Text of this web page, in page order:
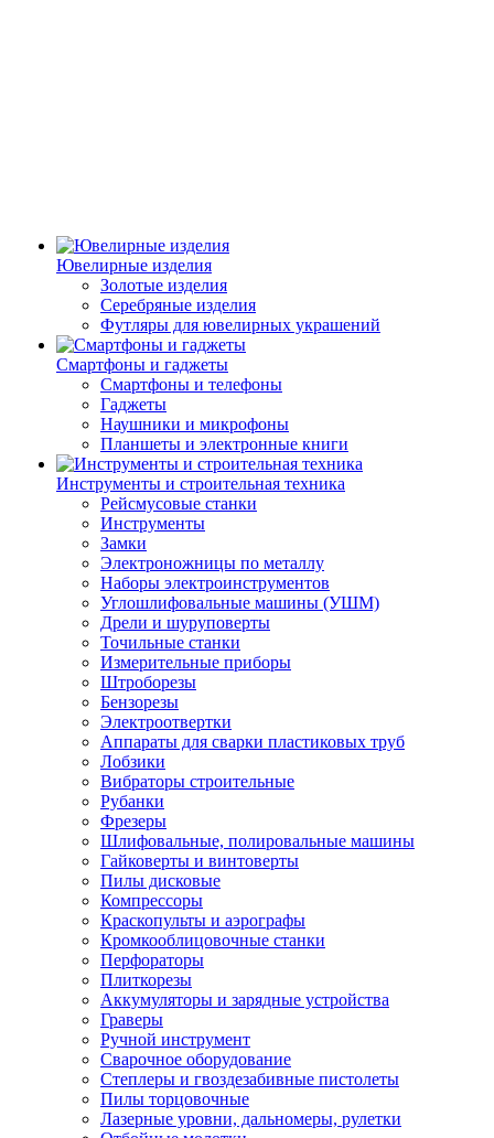
Ювелирные изделия
Золотые изделия
Серебряные изделия
Футляры для ювелирных украшений
Смартфоны и гаджеты
Смартфоны и телефоны
Гаджеты
Наушники и микрофоны
Планшеты и электронные книги
Инструменты и строительная техника
Рейсмусовые станки
Инструменты
Замки
Электроножницы по металлу
Наборы электроинструментов
Углошлифовальные машины (УШМ)
Дрели и шуруповерты
Точильные станки
Измерительные приборы
Штроборезы
Бензорезы
Электроотвертки
Аппараты для сварки пластиковых труб
Лобзики
Вибраторы строительные
Рубанки
Фрезеры
Шлифовальные, полировальные машины
Гайковерты и винтоверты
Пилы дисковые
Компрессоры
Краскопульты и аэрографы
Кромкооблицовочные станки
Перфораторы
Плиткорезы
Аккумуляторы и зарядные устройства
Граверы
Ручной инструмент
Сварочное оборудование
Степлеры и гвоздезабивные пистолеты
Пилы торцовочные
Лазерные уровни, дальномеры, рулетки